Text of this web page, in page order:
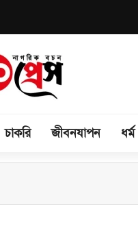
চাকরি জীবনযাপন ধর্ম